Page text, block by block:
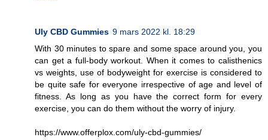
Uly CBD Gummies 9 mars 2022 kl. 18:29
With 30 minutes to spare and some space around you, you
can get a full-body workout. When it comes to calisthenics
vs weights, use of bodyweight for exercise is considered to
be quite safe for everyone irrespective of age and level of
fitness. As long as you have the correct form for every
exercise, you can do them without the worry of injury.
https://www.offerplox.com/uly-cbd-gummies/